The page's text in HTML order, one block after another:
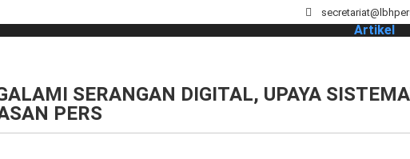
Artikel
SERANGAN DIGITAL, UPAYA
PERS